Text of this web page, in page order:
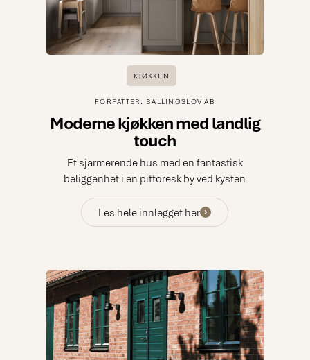
KJØKKEN
FORFATTER: BALLINGSLÖV AB
Moderne kjøkken med landlig
touch
Et sjarmerende hus med en fantastisk
beliggenhet i en pittoresk by ved kysten
Les hele innlegget her